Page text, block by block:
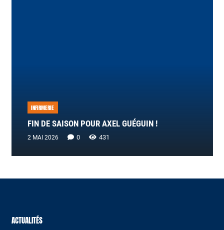
INFIRMERIE
FIN DE SAISON POUR AXEL GUÉGUIN !
2 MAI 2026 0 431
ACTUALITÉS